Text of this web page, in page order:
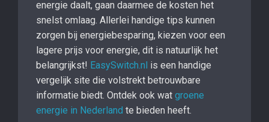
energie daalt, gaan daarmee de kosten het
snelst omlaag. Allerlei handige tips kunnen
zorgen bij energiebesparing, kiezen voor een
lagere prijs voor energie, dit is natuurlijk het
belangrijkst! EasySwitch.nl is een handige
vergelijk site die volstrekt betrouwbare
informatie biedt. Ontdek ook wat groene
energie in Nederland te bieden heeft.